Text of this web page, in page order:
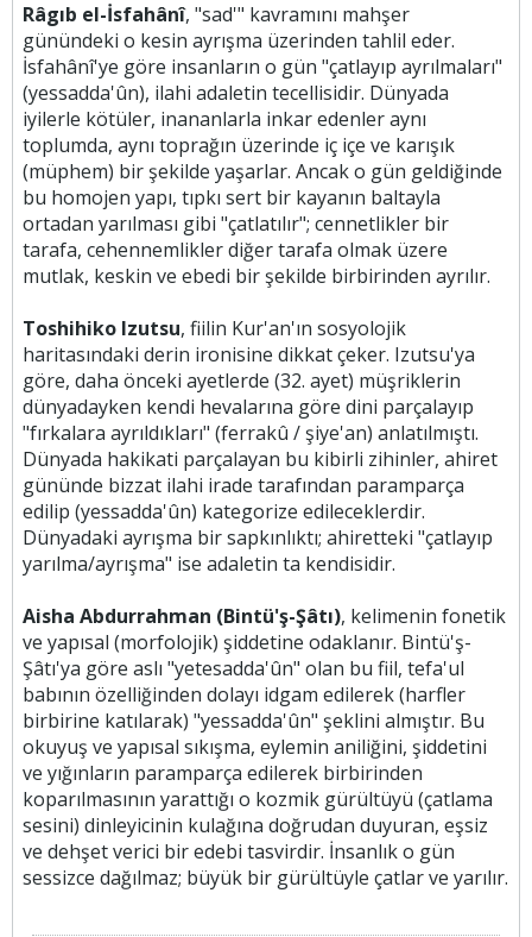
Râgıb el-İsfahânî, "sad'" kavramını mahşer
günündeki o kesin ayrışma üzerinden tahlil eder.
İsfahânî'ye göre insanların o gün "çatlayıp ayrılmaları"
(yessadda'ûn), ilahi adaletin tecellisidir. Dünyada
iyilerle kötüler, inananlarla inkar edenler aynı
toplumda, aynı toprağın üzerinde iç içe ve karışık
(müphem) bir şekilde yaşarlar. Ancak o gün geldiğinde
bu homojen yapı, tıpkı sert bir kayanın baltayla
ortadan yarılması gibi "çatlatılır"; cennetlikler bir
tarafa, cehennemlikler diğer tarafa olmak üzere
mutlak, keskin ve ebedi bir şekilde birbirinden ayrılır.
Toshihiko Izutsu, fiilin Kur'an'ın sosyolojik
haritasındaki derin ironisine dikkat çeker. Izutsu'ya
göre, daha önceki ayetlerde (32. ayet) müşriklerin
dünyadayken kendi hevalarına göre dini parçalayıp
"fırkalara ayrıldıkları" (ferrakû / şiye'an) anlatılmıştı.
Dünyada hakikati parçalayan bu kibirli zihinler, ahiret
gününde bizzat ilahi irade tarafından paramparça
edilip (yessadda'ûn) kategorize edileceklerdir.
Dünyadaki ayrışma bir sapkınlıktı; ahiretteki "çatlayıp
yarılma/ayrışma" ise adaletin ta kendisidir.
Aisha Abdurrahman (Bintü'ş-Şâtı), kelimenin fonetik
ve yapısal (morfolojik) şiddetine odaklanır. Bintü'ş-
Şâtı'ya göre aslı "yetesadda'ûn" olan bu fiil, tefa'ul
babının özelliğinden dolayı idgam edilerek (harfler
birbirine katılarak) "yessadda'ûn" şeklini almıştır. Bu
okuyuş ve yapısal sıkışma, eylemin aniliğini, şiddetini
ve yığınların paramparça edilerek birbirinden
koparılmasının yarattığı o kozmik gürültüyü (çatlama
sesini) dinleyicinin kulağına doğrudan duyuran, eşsiz
ve dehşet verici bir edebi tasvirdir. İnsanlık o gün
sessizce dağılmaz; büyük bir gürültüyle çatlar ve yarılır.